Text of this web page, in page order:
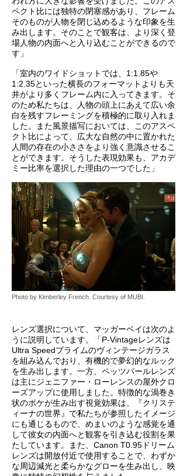
ペクト比には独特の閉塞感があり、フレーム
そのものが人物を閉じ込めるような印象を生
み出します。そのことで観客は、より深く登
場人物の内面へと入り込むことができるので
す」
「室内のワイドショットでは、1:1.85や
1:2.35といった横長のフォーマットよりも天
井がより多くフレーム内に入ってきます。そ
のため私たちは、人物の頭上にあえて広い余
白を残すフレーミングを積極的に取り入れま
した。また風景描写においては、このアスペ
クト比によって、広大な自然の中に置かれた
人間の存在の小ささをより強く意識させるこ
とができます。そうした表現効果も、アカデ
ミー比率を選択した理由の一つでした」
Photo by Kimberley French. Courtesy of MUBI.
レンズ選択について、マッガーベイは次のよ
うに説明しています。「P-Vintageレンズは
Ultra Speedプライムのヴィンテージガラス
を組み込んでおり、有機的で夢幻的なルック
を生み出します。一方、ペッツバールレンズ
は主にジェニファー・ローレンスの屋外クロ
ーズアップに使用しました。特徴的な渦巻き
状のボケが生み出す視覚効果は、『クリステ
ィーナの世界』で私たちが参照したイメージ
にも通じるもので、めまいのような感覚を通
して彼女の内面へと観客を引き込む役割を果
たしています。また、Canon T0.95ドリーム
レンズは開放付近で使用することで、わずか
な周辺減光と柔らかなグローを生み出し、映